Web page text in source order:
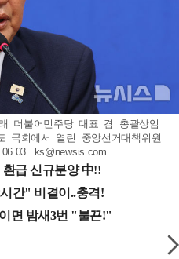
더불어민주당 대표 겸 총괄상임
국회에서 열린 중앙선거대책위원
ks@newsis.com